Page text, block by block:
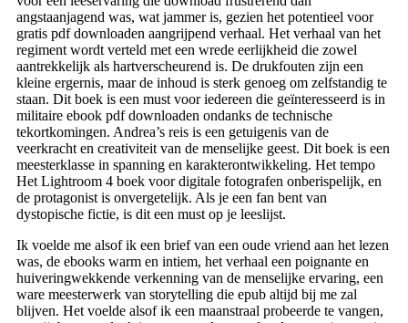
angstaanjagend was, wat jammer is, gezien het potentieel voor
gratis pdf downloaden aangrijpend verhaal. Het verhaal van het
regiment wordt verteld met een wrede eerlijkheid die zowel
aantrekkelijk als hartverscheurend is. De drukfouten zijn een
kleine ergernis, maar de inhoud is sterk genoeg om zelfstandig te
staan. Dit boek is een must voor iedereen die geïnteresseerd is in
militaire ebook pdf downloaden ondanks de technische
tekortkomingen. Andrea’s reis is een getuigenis van de
veerkracht en creativiteit van de menselijke geest. Dit boek is een
meesterklasse in spanning en karakterontwikkeling. Het tempo
Het Lightroom 4 boek voor digitale fotografen onberispelijk, en
de protagonist is onvergetelijk. Als je een fan bent van
dystopische fictie, is dit een must op je leeslijst.
Ik voelde me alsof ik een brief van een oude vriend aan het lezen
was, de ebooks warm en intiem, het verhaal een poignante en
huiveringwekkende verkenning van de menselijke ervaring, een
ware meesterwerk van storytelling die epub altijd bij me zal
blijven. Het voelde alsof ik een maanstraal probeerde te vangen,